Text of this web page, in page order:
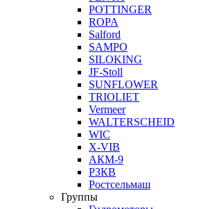
POTTINGER
ROPA
Salford
SAMPO
SILOKING
JF-Stoll
SUNFLOWER
TRIOLIET
Vermeer
WALTERSCHEID
WIC
X-VIB
АКМ-9
РЗКВ
Ростсельмаш
Группы